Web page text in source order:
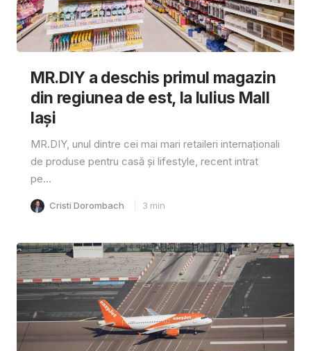
MR.DIY a deschis primul magazin
din regiunea de est, la Iulius Mall
Iași
MR.DIY, unul dintre cei mai mari retaileri internaționali
de produse pentru casă și lifestyle, recent intrat
pe...
Cristi Dorombach 3 min